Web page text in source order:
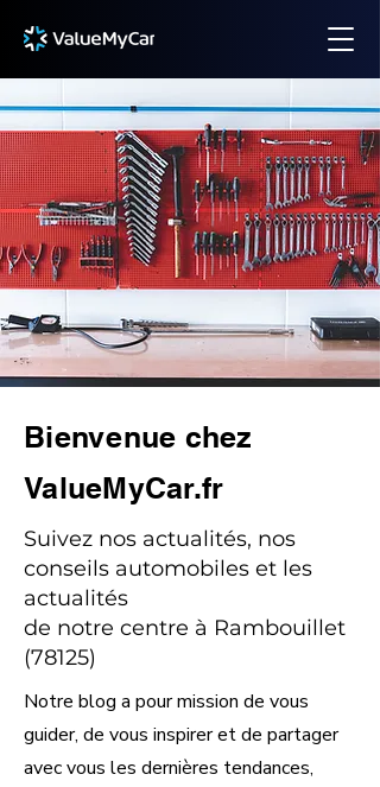
Bienvenue chez
ValueMyCar.fr
Suivez nos actualités, nos
conseils automobiles et les
actualités
de notre centre à Rambouillet
(78125)
Notre blog a pour mission de vous
guider, de vous inspirer et de partager
avec vous les dernières tendances,